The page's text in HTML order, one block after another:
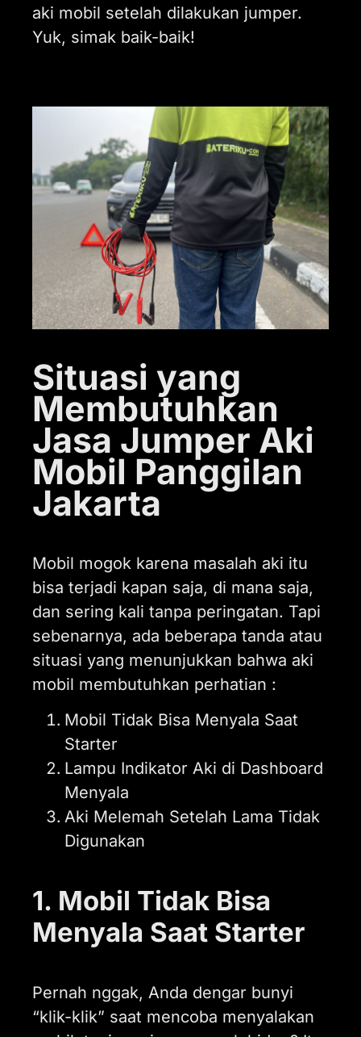
aki mobil setelah dilakukan jumper.
Yuk, simak baik-baik!
Situasi yang
Membutuhkan
Jasa Jumper Aki
Mobil Panggilan
Jakarta
Mobil mogok karena masalah aki itu
bisa terjadi kapan saja, di mana saja,
dan sering kali tanpa peringatan. Tapi
sebenarnya, ada beberapa tanda atau
situasi yang menunjukkan bahwa aki
mobil membutuhkan perhatian :
Mobil Tidak Bisa Menyala Saat
Starter
Lampu Indikator Aki di Dashboard
Menyala
Aki Melemah Setelah Lama Tidak
Digunakan
1. Mobil Tidak Bisa
Menyala Saat Starter
Pernah nggak, Anda dengar bunyi
“klik-klik” saat mencoba menyalakan